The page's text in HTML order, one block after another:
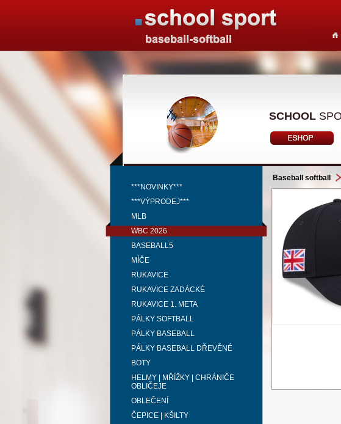
SCHOOL
***NOVINKY***
***VÝPRODEJ***
MLB
WBC 2026
BASEBALL5
MÍČE
RUKAVICE
RUKAVICE ZADÁCKÉ
RUKAVICE 1. META
PÁLKY SOFTBALL
PÁLKY BASEBALL
PÁLKY BASEBALL DŘEVĚNÉ
BOTY
HELMY | MŘÍŽKY | CHRÁNIČE
OBLIČEJE
OBLEČENÍ
ČEPICE | KŠILTY
Baseball softball